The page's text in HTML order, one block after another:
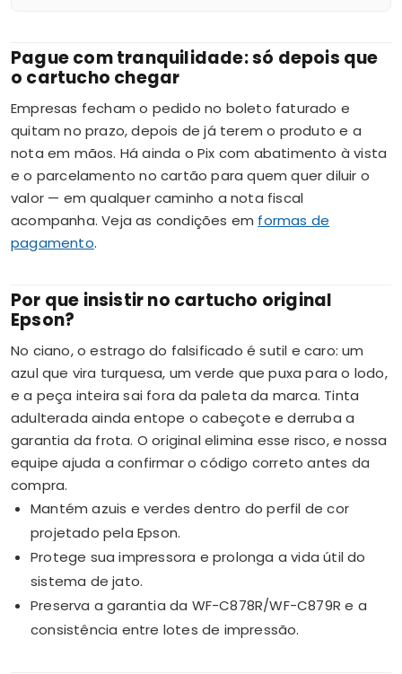
Pague com tranquilidade: só depois que
o cartucho chegar
Empresas fecham o pedido no boleto faturado e
quitam no prazo, depois de já terem o produto e a
nota em mãos. Há ainda o Pix com abatimento à vista
e o parcelamento no cartão para quem quer diluir o
valor — em qualquer caminho a nota fiscal
acompanha. Veja as condições em formas de
pagamento.
Por que insistir no cartucho original
Epson?
No ciano, o estrago do falsificado é sutil e caro: um
azul que vira turquesa, um verde que puxa para o lodo,
e a peça inteira sai fora da paleta da marca. Tinta
adulterada ainda entope o cabeçote e derruba a
garantia da frota. O original elimina esse risco, e nossa
equipe ajuda a confirmar o código correto antes da
compra.
Mantém azuis e verdes dentro do perfil de cor
projetado pela Epson.
Protege sua impressora e prolonga a vida útil do
sistema de jato.
Preserva a garantia da WF-C878R/WF-C879R e a
consistência entre lotes de impressão.